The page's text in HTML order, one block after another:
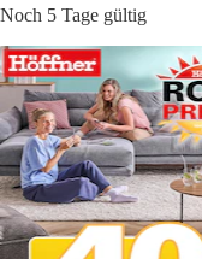
Noch 5 Tage gültig